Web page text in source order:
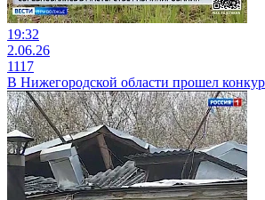
19:32
2.06.26
1117
В Нижегородской области прошел